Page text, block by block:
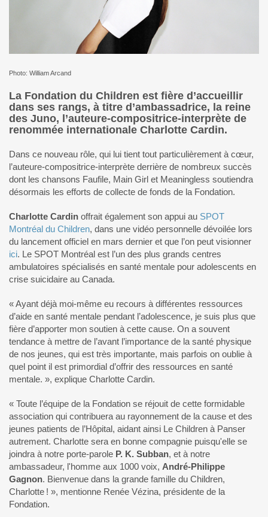
Photo: William Arcand
La Fondation du Children est fière d’accueillir
dans ses rangs, à titre d’ambassadrice, la reine
des Juno, l’auteure-compositrice-interprète de
renommée internationale Charlotte Cardin.
Dans ce nouveau rôle, qui lui tient tout particulièrement à cœur,
l’auteure-compositrice-interprète derrière de nombreux succès
dont les chansons Faufile, Main Girl et Meaningless soutiendra
désormais les efforts de collecte de fonds de la Fondation.
Charlotte Cardin offrait également son appui au SPOT
Montréal du Children, dans une vidéo personnelle dévoilée lors
du lancement officiel en mars dernier et que l’on peut visionner
ici. Le SPOT Montréal est l’un des plus grands centres
ambulatoires spécialisés en santé mentale pour adolescents en
crise suicidaire au Canada.
« Ayant déjà moi-même eu recours à différentes ressources
d’aide en santé mentale pendant l’adolescence, je suis plus que
fière d’apporter mon soutien à cette cause. On a souvent
tendance à mettre de l’avant l’importance de la santé physique
de nos jeunes, qui est très importante, mais parfois on oublie à
quel point il est primordial d’offrir des ressources en santé
mentale. », explique Charlotte Cardin.
« Toute l’équipe de la Fondation se réjouit de cette formidable
association qui contribuera au rayonnement de la cause et des
jeunes patients de l’Hôpital, aidant ainsi Le Children à Panser
autrement. Charlotte sera en bonne compagnie puisqu'elle se
joindra à notre porte-parole P. K. Subban, et à notre
ambassadeur, l'homme aux 1000 voix, André-Philippe
Gagnon. Bienvenue dans la grande famille du Children,
Charlotte ! », mentionne Renée Vézina, présidente de la
Fondation.